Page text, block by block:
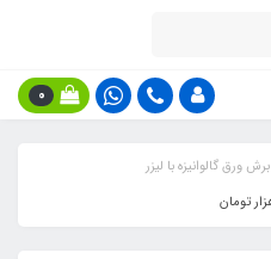
0
برش ورق گالوانیزه با لیزر